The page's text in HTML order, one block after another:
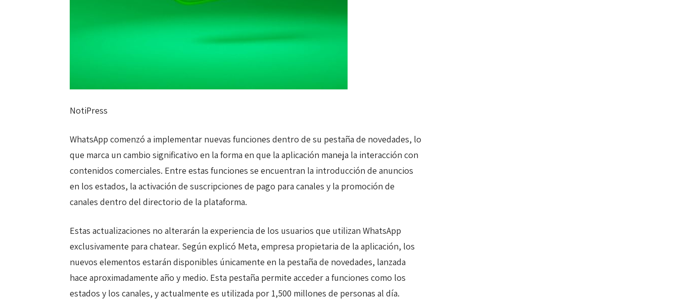
NotiPress
WhatsApp comenzó a implementar nuevas funciones dentro de su pestaña de novedades, lo
que marca un cambio significativo en la forma en que la aplicación maneja la interacción con
contenidos comerciales. Entre estas funciones se encuentran la introducción de anuncios
en los estados, la activación de suscripciones de pago para canales y la promoción de
canales dentro del directorio de la plataforma.
Estas actualizaciones no alterarán la experiencia de los usuarios que utilizan WhatsApp
exclusivamente para chatear. Según explicó Meta, empresa propietaria de la aplicación, los
nuevos elementos estarán disponibles únicamente en la pestaña de novedades, lanzada
hace aproximadamente año y medio. Esta pestaña permite acceder a funciones como los
estados y los canales, y actualmente es utilizada por 1,500 millones de personas al día.